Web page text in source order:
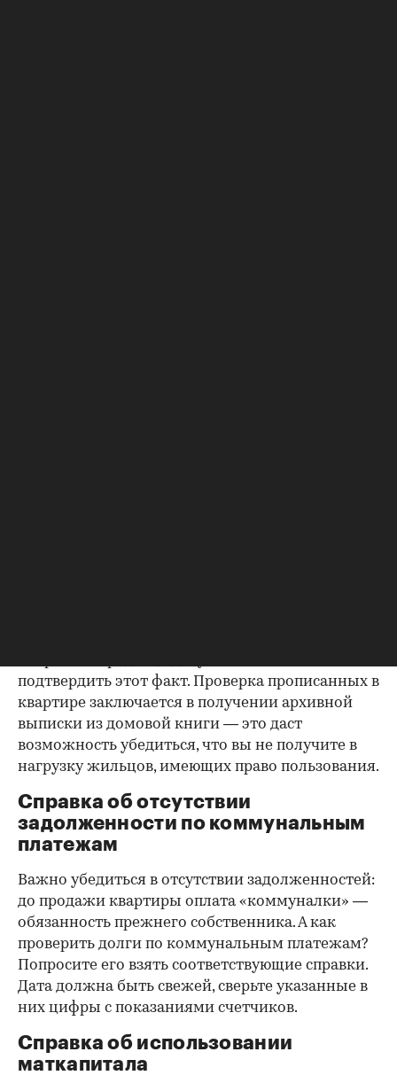
подтвердить этот факт. Проверка прописанных в
квартире заключается в получении архивной
выписки из домовой книги — это даст
возможность убедиться, что вы не получите в
нагрузку жильцов, имеющих право пользования.
Справка об отсутствии
задолженности по коммунальным
платежам
Важно убедиться в отсутствии задолженностей:
до продажи квартиры оплата «коммуналки» —
обязанность прежнего собственника. А как
проверить долги по коммунальным платежам?
Попросите его взять соответствующие справки.
Дата должна быть свежей, сверьте указанные в
них цифры с показаниями счетчиков.
Справка об использовании
маткапитала